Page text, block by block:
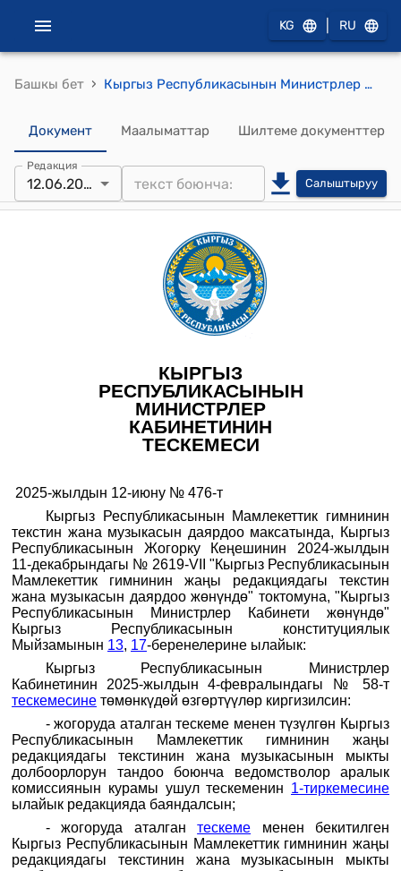
KG RU
Башкы бет › Кыргыз Республикасынын Министрлер Кабинетинин 2025-жылдын 12-июнундагы № 476-т (Кыргыз Республикасынын Министрлер Кабинетинин 2025-жылдын 4-февралындагы № 58-т тескемесине өзгөртүү киргизүү тууралуу) тескемеси
Документ Маалыматтар Шилтеме документтер
Редакция
12.06.2025 Салыштыруу